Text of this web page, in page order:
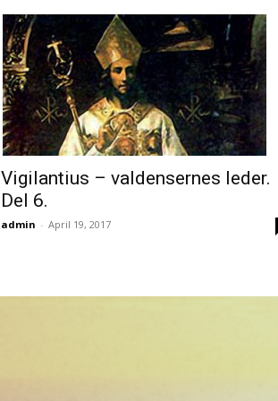
Vigilantius – valdensernes leder.
Del 6.
admin - April 19, 2017